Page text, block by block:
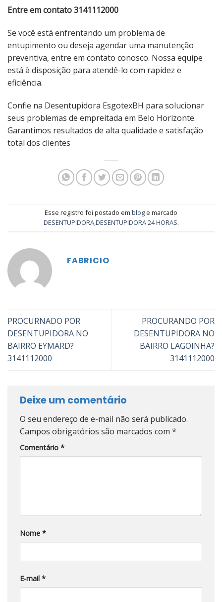
Entre em contato 3141112000
Se você está enfrentando um problema de
entupimento ou deseja agendar uma manutenção
preventiva, entre em contato conosco. Nossa equipe
está à disposição para atendê-lo com rapidez e
eficiência.
Confie na Desentupidora EsgotexBH para solucionar
seus problemas de empreitada em Belo Horizonte.
Garantimos resultados de alta qualidade e satisfação
total dos clientes
Esse registro foi postado em blog e marcado
DESENTUPIDORA,DESENTUPIDORA 24 HORAS.
FABRICIO
PROCURNADO POR
DESENTUPIDORA NO
BAIRRO EYMARD?
3141112000
PROCURANDO POR
DESENTUPIDORA NO
BAIRRO LAGOINHA?
3141112000
Deixe um comentário
O seu endereço de e-mail não será publicado.
Campos obrigatórios são marcados com *
Comentário *
Nome *
E-mail *